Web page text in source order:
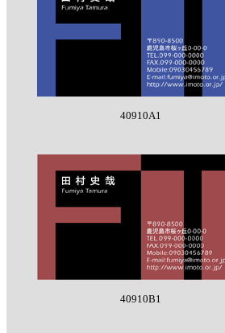
40910A1
40910B1